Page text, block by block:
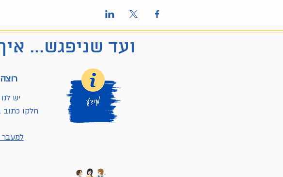
ועד שניפגש...
יש
חלקו כתוב
למעבר